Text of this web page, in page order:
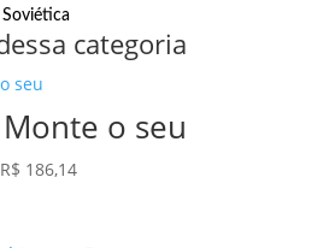
Soviética
categoria
o seu
O
R$ 186,14O